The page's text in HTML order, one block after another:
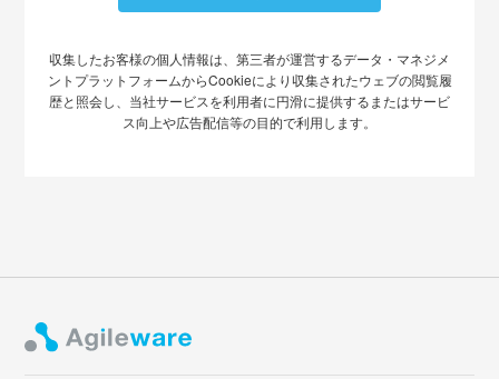
収集したお客様の個人情報は、第三者が運営するデータ・マネジメ
ントプラットフォームからCookieにより収集されたウェブの閲覧履
歴と照会し、当社サービスを利用者に円滑に提供するまたはサービ
ス向上や広告配信等の目的で利用します。